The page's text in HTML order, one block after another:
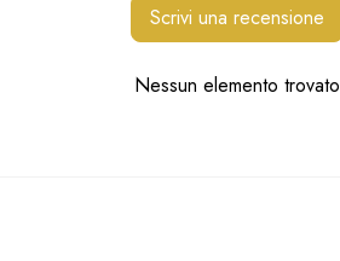
Scrivi una recensione
Nessun elemento trovato